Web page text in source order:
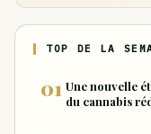
TOP DE LA
Une nouvelle
du cannabis